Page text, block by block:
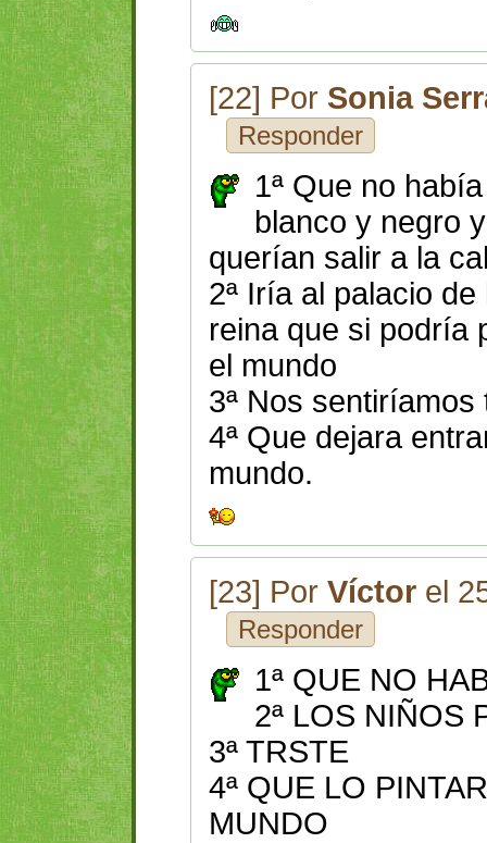
[22] Por Sonia
Responder
1ª Que no
blanco y negro
querían salir a la
2ª Iría al palacio
reina que si podría
el mundo
3ª Nos sentiríamos
4ª Que dejara
mundo.
[23] Por Víctor el
Responder
1ª QUE NO
2ª LOS NIÑOS
3ª TRSTE
4ª QUE LO
MUNDO